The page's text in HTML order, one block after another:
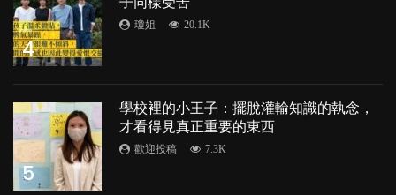
4
瓊姐 20.1K
5
學校裡的小王子：擺脫灌輸知識的執念，
才看得見真正重要的東西
歡迎投稿 7.3K